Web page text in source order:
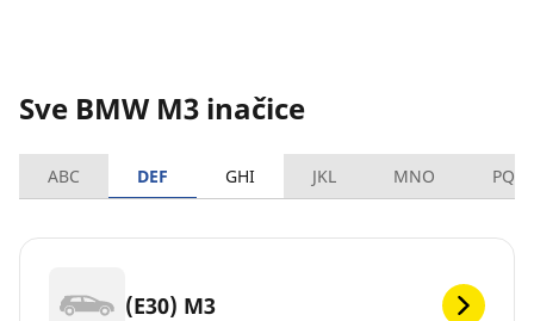
Sve BMW M3 inačice
ABC DEF GHI JKL MNO PQRS
(E30) M3